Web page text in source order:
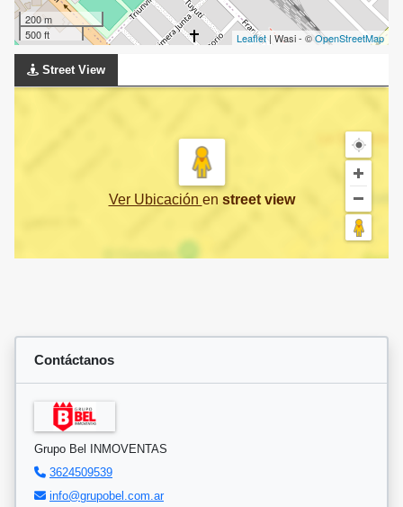
200 m
500 ft
Leaflet| Wasi - ©OpenStreetMap
Street View
Ver Ubicación en street view
Contáctanos
Grupo Bel INMOVENTAS
3624509539
info@grupobel.com.ar